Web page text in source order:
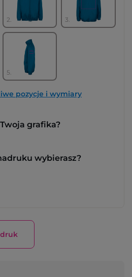
2. 3.
5.
pozycje i wymiary
grafika?
wybierasz?